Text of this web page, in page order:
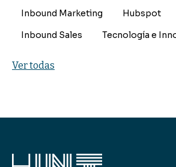
Inbound Marketing Hubspot
Inbound Sales
Tecnología e
Ver todas